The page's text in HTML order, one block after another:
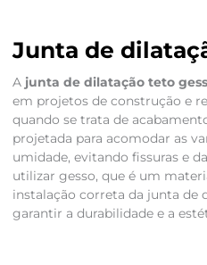
Junta de
A junta de dilatação teto
em projetos de construção e
quando se trata de
projetada para acomodar as
umidade, evitando fissuras e
utilizar gesso, que é um
instalação correta da junta de
garantir a durabilidade e a